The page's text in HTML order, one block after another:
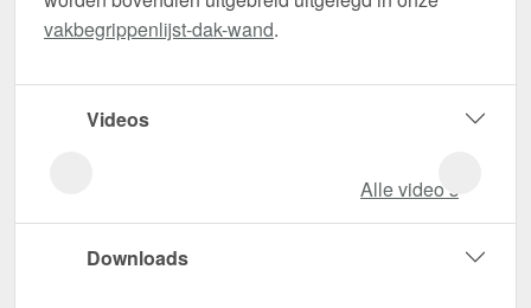
vakbegrippenlijst-dak-wand.
Videos
Alle video‘s
Downloads